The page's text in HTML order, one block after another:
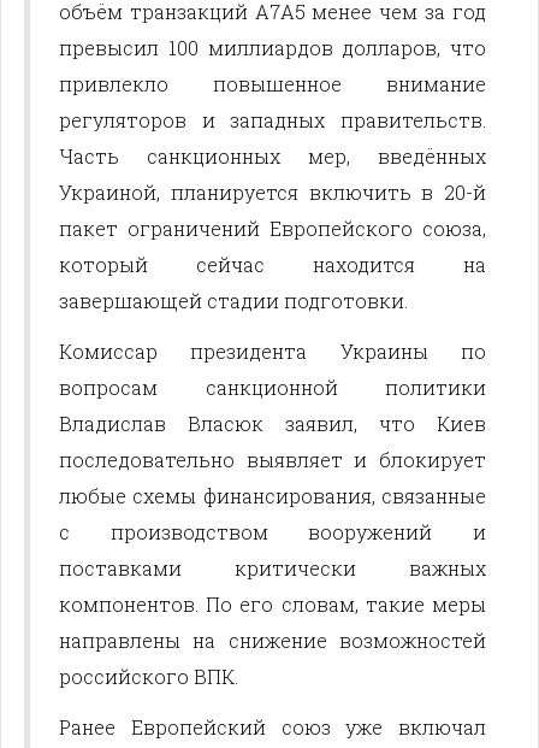
объём транзакций A7A5 менее чем за год
превысил 100 миллиардов долларов, что
привлекло повышенное внимание
регуляторов и западных правительств.
Часть санкционных мер, введённых
Украиной, планируется включить в 20-й
пакет ограничений Европейского союза,
который сейчас находится на
завершающей стадии подготовки.
Комиссар президента Украины по
вопросам санкционной политики
Владислав Власюк заявил, что Киев
последовательно выявляет и блокирует
любые схемы финансирования, связанные
с производством вооружений и
поставками критически важных
компонентов. По его словам, такие меры
направлены на снижение возможностей
российского ВПК.
Ранее Европейский союз уже включал